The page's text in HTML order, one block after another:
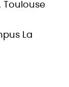
Toulouse
La